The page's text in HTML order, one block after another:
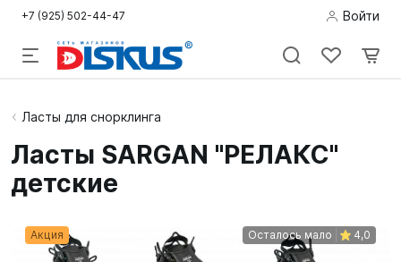
+7 (925) 502-44-47 Войти
Подводная
Дайвинг
Снорклинг /
Пляж
Ласты для снорклинга
Ласты SARGAN "РЕЛАКС"
детские
Акция Осталось мало 4,0